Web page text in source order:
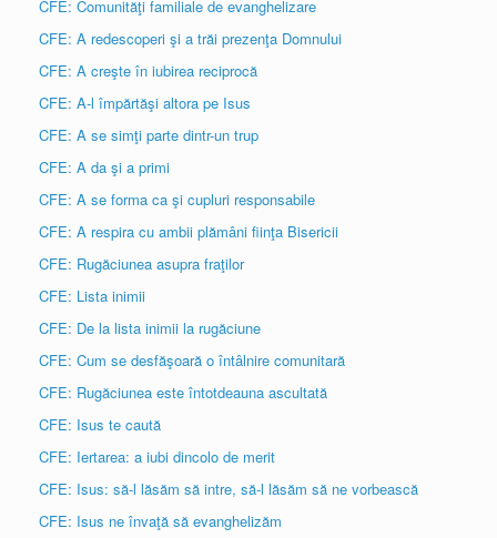
CFE: Comunităţi familiale de evanghelizare
CFE: A redescoperi şi a trăi prezenţa Domnului
CFE: A creşte în iubirea reciprocă
CFE: A-l împărtăşi altora pe Isus
CFE: A se simţi parte dintr-un trup
CFE: A da şi a primi
CFE: A se forma ca şi cupluri responsabile
CFE: A respira cu ambii plămâni fiinţa Bisericii
CFE: Rugăciunea asupra fraţilor
CFE: Lista inimii
CFE: De la lista inimii la rugăciune
CFE: Cum se desfăşoară o întâlnire comunitară
CFE: Rugăciunea este întotdeauna ascultată
CFE: Isus te caută
CFE: Iertarea: a iubi dincolo de merit
CFE: Isus: să-l lăsăm să intre, să-l lăsăm să ne vorbească
CFE: Isus ne învaţă să evanghelizăm